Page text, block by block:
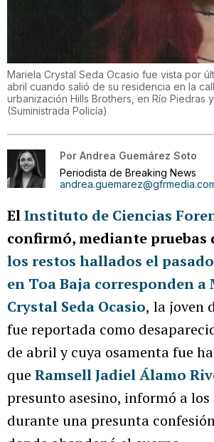
Mariela Crystal Seda Ocasio fue vista por
abril cuando salió de su residencia en la
urbanización Hills Brothers, en Río Piedras
(Suministrada Policía)
Por Andrea Guemárez Soto
Periodista de Breaking News
ElInstituto de Ciencias
confirmó, mediante pruebas
los restos hallados el
en Toa Baja corresponden a
Crystal Seda Ocasio, la joven
fue reportada como
de abril y cuya osamenta fue
que Ramsell Jadiel Álamo
presunto asesino, informó a los
durante una presunta